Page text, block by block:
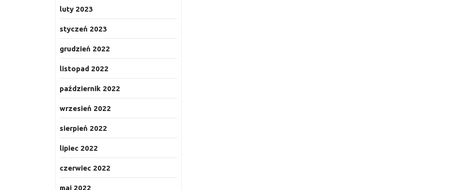
luty 2023
styczeń 2023
grudzień 2022
listopad 2022
październik 2022
wrzesień 2022
sierpień 2022
lipiec 2022
czerwiec 2022
maj 2022